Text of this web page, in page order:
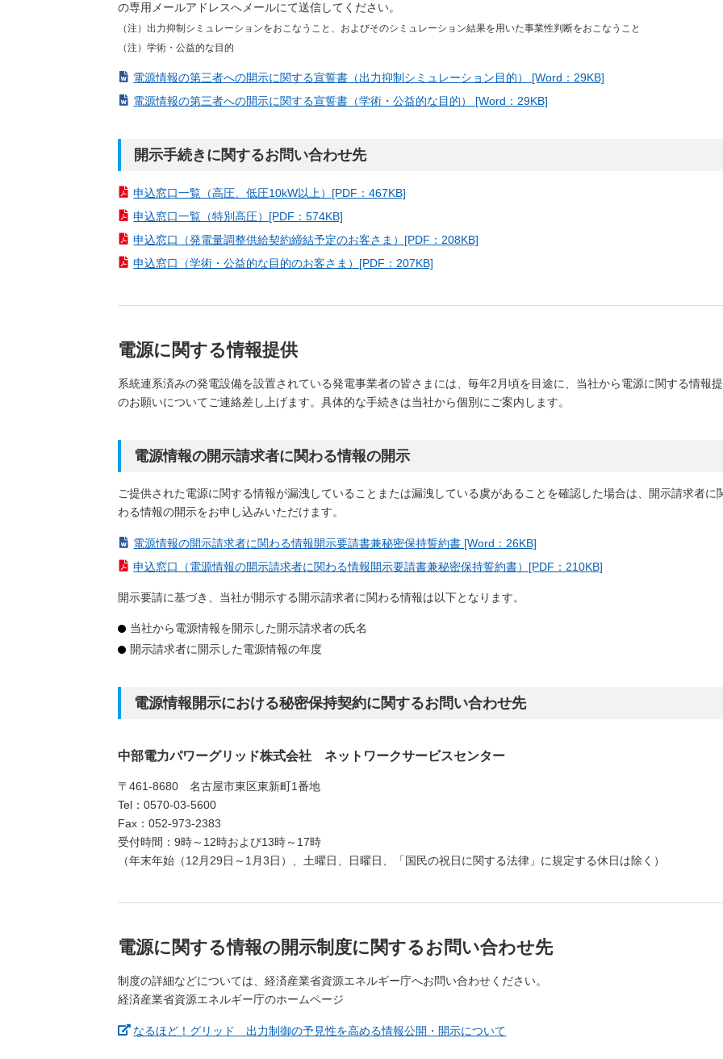
の専用メールアドレスへメールにて送信してください。
（注）出力抑制シミュレーションをおこなうこと、およびそのシミュレーション結果を用いた事業性判断をおこなうこと
（注）学術・公益的な目的
電源情報の第三者への開示に関する宣誓書（出力抑制シミュレーション目的） [Word：29KB]
電源情報の第三者への開示に関する宣誓書（学術・公益的な目的） [Word：29KB]
開示手続きに関するお問い合わせ先
申込窓口一覧（高圧、低圧10kW以上）[PDF：467KB]
申込窓口一覧（特別高圧）[PDF：574KB]
申込窓口（発電量調整供給契約締結予定のお客さま）[PDF：208KB]
申込窓口（学術・公益的な目的のお客さま）[PDF：207KB]
電源に関する情報提供
系統連系済みの発電設備を設置されている発電事業者の皆さまには、毎年2月頃を目途に、当社から電源に関する情報
のお願いについてご連絡差し上げます。具体的な手続きは当社から個別にご案内します。
電源情報の開示請求者に関わる情報の開示
ご提供された電源に関する情報が漏洩していることまたは漏洩している虞があることを確認した場合は、開示請求者に
わる情報の開示をお申し込みいただけます。
電源情報の開示請求者に関わる情報開示要請書兼秘密保持誓約書 [Word：26KB]
申込窓口（電源情報の開示請求者に関わる情報開示要請書兼秘密保持誓約書）[PDF：210KB]
開示要請に基づき、当社が開示する開示請求者に関わる情報は以下となります。
当社から電源情報を開示した開示請求者の氏名
開示請求者に開示した電源情報の年度
電源情報開示における秘密保持契約に関するお問い合わせ先
中部電力パワーグリッド株式会社 ネットワークサービスセンター
〒461-8680 名古屋市東区東新町1番地
Tel：0570-03-5600
Fax：052-973-2383
受付時間：9時～12時および13時～17時
（年末年始（12月29日～1月3日）、土曜日、日曜日、「国民の祝日に関する法律」に規定する休日は除く）
電源に関する情報の開示制度に関するお問い合わせ先
制度の詳細などについては、経済産業省資源エネルギー庁へお問い合わせください。
経済産業省資源エネルギー庁のホームページ
なるほど！グリッド 出力制御の予見性を高める情報公開・開示について